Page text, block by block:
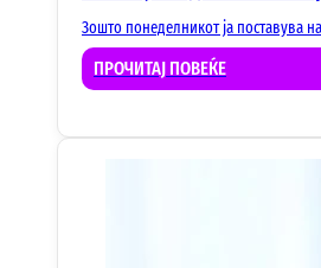
Зошто понеделникот ја поставува
ПРОЧИТАЈ ПОВЕЌЕ